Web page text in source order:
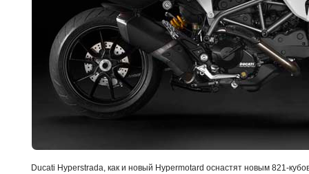
Ducati Hyperstrada, как и новый Hypermotard оснастят новым 821-